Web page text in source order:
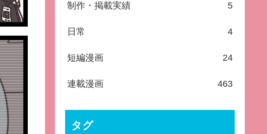
制作・掲載実績 5
日常 4
短編漫画 24
連載漫画 463
タグ